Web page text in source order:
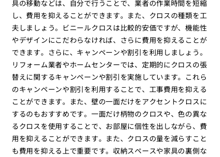
具の移動などは、自分で行うことで、業者の作業時間を短縮
し、費用を抑えることができます。また、クロスの種類を工
夫しましょう。ビニールクロスは比較的安価ですが、機能性
やデザインにこだわらなければ、さらに費用を抑えることが
できます。さらに、キャンペーンや割引を利用しましょう。
リフォーム業者やホームセンターでは、定期的にクロスの張
替えに関するキャンペーンや割引を実施しています。これら
のキャンペーンや割引を利用することで、工事費用を抑える
ことができます。また、壁の一面だけをアクセントクロスに
するのもおすすめです。一面だけ柄物のクロスや、色の異な
るクロスを使用することで、お部屋に個性を出しながら、費
用を抑えることができます。また、クロスの量を減らすこと
も費用を抑える上で重要です。収納スペースや家具の裏側な